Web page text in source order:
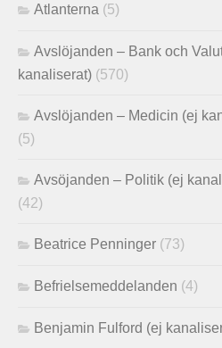
Atlanterna (5)
Avslöjanden – Bank och
kanaliserat) (570)
Avslöjanden – Medicin (ej
(5)
Avsöjanden – Politik (ej
(42)
Beatrice Penninger (73)
Befrielsemeddelanden (4)
Benjamin Fulford (ej